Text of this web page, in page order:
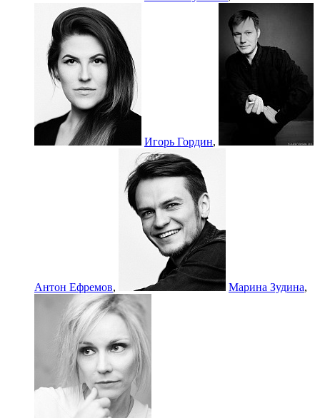
Игорь Гордин,
Антон Ефремов, Марина Зудина,